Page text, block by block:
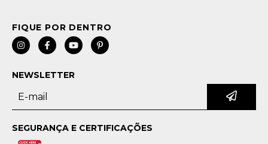
NEWSLETTER
SEGURANÇA E CERTIFICAÇÕES